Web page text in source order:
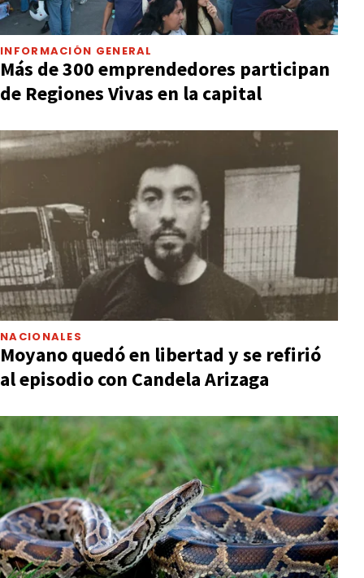
INFORMACIÓN GENERAL
Más de 300 emprendedores participan
de Regiones Vivas en la capital
NACIONALES
Moyano quedó en libertad y se refirió
al episodio con Candela Arizaga